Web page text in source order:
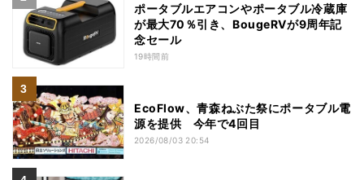
ポータブルエアコンやポータブル冷蔵庫
が最大70％引き、BougeRVが9周年記
念セール
19時間前
EcoFlow、青森ねぶた祭にポータブル電
源を提供 今年で4回目
2026/08/03 20:54